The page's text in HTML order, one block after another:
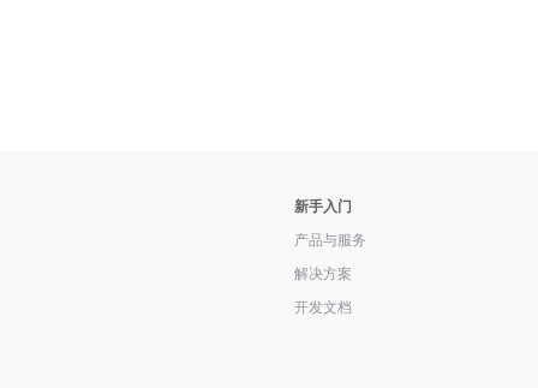
新手入门
产品与服务
解决方案
开发文档